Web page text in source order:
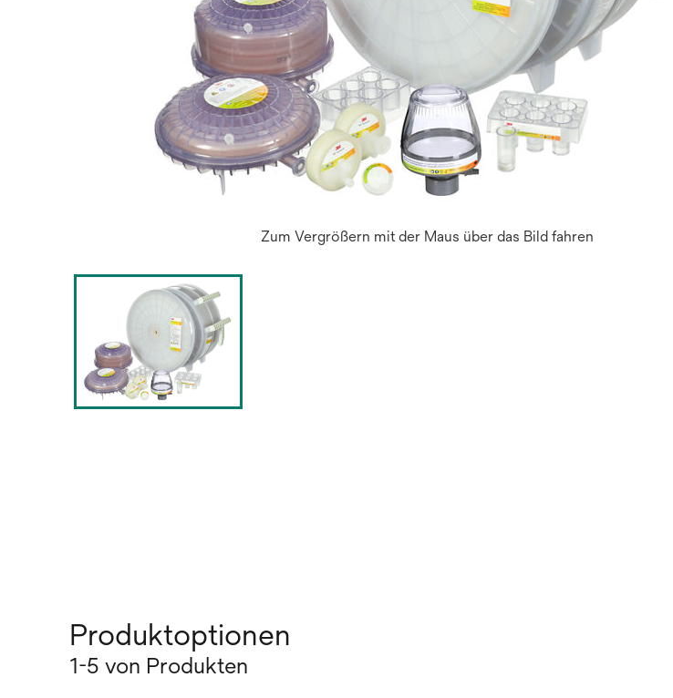
Zum Vergrößern mit der Maus über das Bild fahren
Produktoptionen
1-5 von Produkten